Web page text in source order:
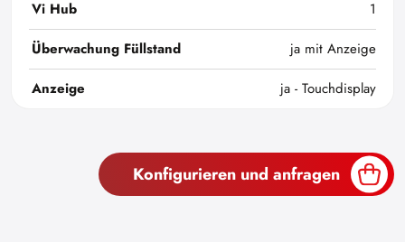
Vi Hub
1
Überwachung Füllstand
ja mit Anzeige
Anzeige
ja - Touchdisplay
Konfigurieren und anfragen